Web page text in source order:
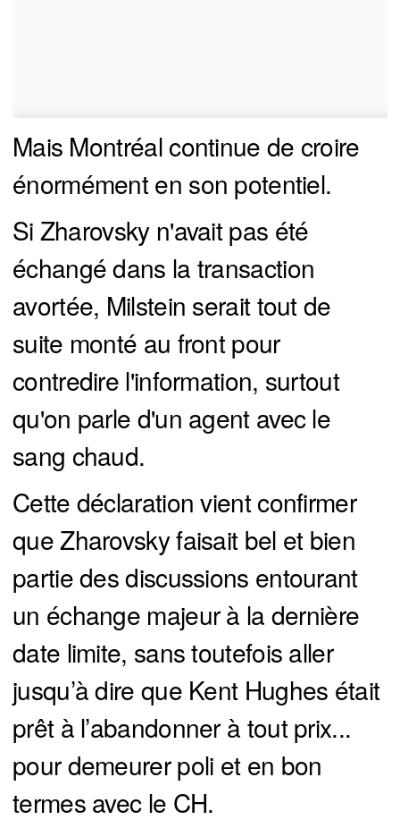
Mais Montréal continue de croire
énormément en son potentiel.
Si Zharovsky n'avait pas été
échangé dans la transaction
avortée, Milstein serait tout de
suite monté au front pour
contredire l'information, surtout
qu'on parle d'un agent avec le
sang chaud.
Cette déclaration vient confirmer
que Zharovsky faisait bel et bien
partie des discussions entourant
un échange majeur à la dernière
date limite, sans toutefois aller
jusqu’à dire que Kent Hughes était
prêt à l’abandonner à tout prix...
pour demeurer poli et en bon
termes avec le CH.